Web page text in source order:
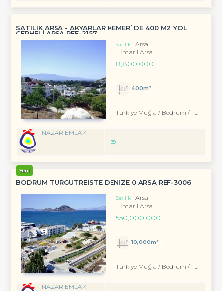
SATILIK ARSA - AKYARLAR KEMER`DE 400 M2 YOL
CEPHELİ ARSA REF-2157
Satılık
Arsa
İmarli Arsa
8,800,000 TL
400m²
Türkiye Muğla / Bodrum / Turgutreis
NAZAR EMLAK
Yeni
BODRUM TURGUTREİSTE DENİZE 0 ARSA REF-3006
Satılık
Arsa
İmarli Arsa
550,000,000 TL
10,000m²
Türkiye Muğla / Bodrum / Turgutreis
NAZAR EMLAK